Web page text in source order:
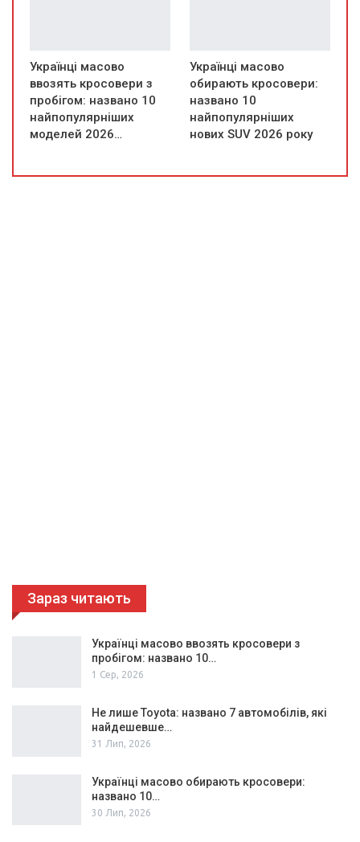
Українці масово
ввозять кросовери з
пробігом: названо 10
найпопулярніших
моделей 2026…
Українці масово
обирають кросовери:
названо 10
найпопулярніших
нових SUV 2026 року
Зараз читають
Українці масово ввозять кросовери з
пробігом: названо 10…
1 Сер, 2026
Не лише Toyota: названо 7 автомобілів, які
найдешевше…
31 Лип, 2026
Українці масово обирають кросовери:
названо 10…
30 Лип, 2026